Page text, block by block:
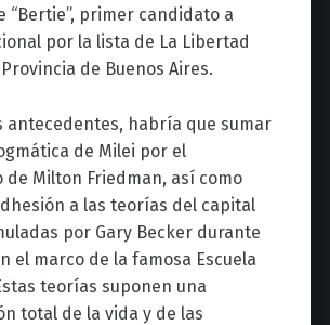
“Bertie”, primer candidato a
por la lista de La Libertad
de Buenos Aires.
antecedentes, habría que sumar
de Milei por el
de Milton Friedman, así como
a las teorías del capital
por Gary Becker durante
el marco de la famosa Escuela
teorías suponen una
total de la vida y de las